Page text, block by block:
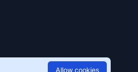
Allow cookies